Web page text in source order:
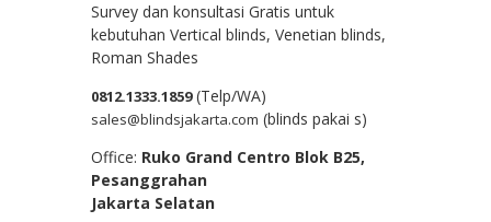
Survey dan konsultasi Gratis untuk
kebutuhan Vertical blinds, Venetian blinds,
Roman Shades
0812.1333.1859 (Telp/WA)
sales@blindsjakarta.com (blinds pakai s)
Office: Ruko Grand Centro Blok B25,
Pesanggrahan
Jakarta Selatan